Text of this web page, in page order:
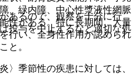
、緑内障、中心性漿液性網脈
性がある。特に長期間、大量
行い、全身性作用が認められ
と。
季節性の疾患に対しては、
あるので、観察を十分に行
投与を中止するなど適切な処